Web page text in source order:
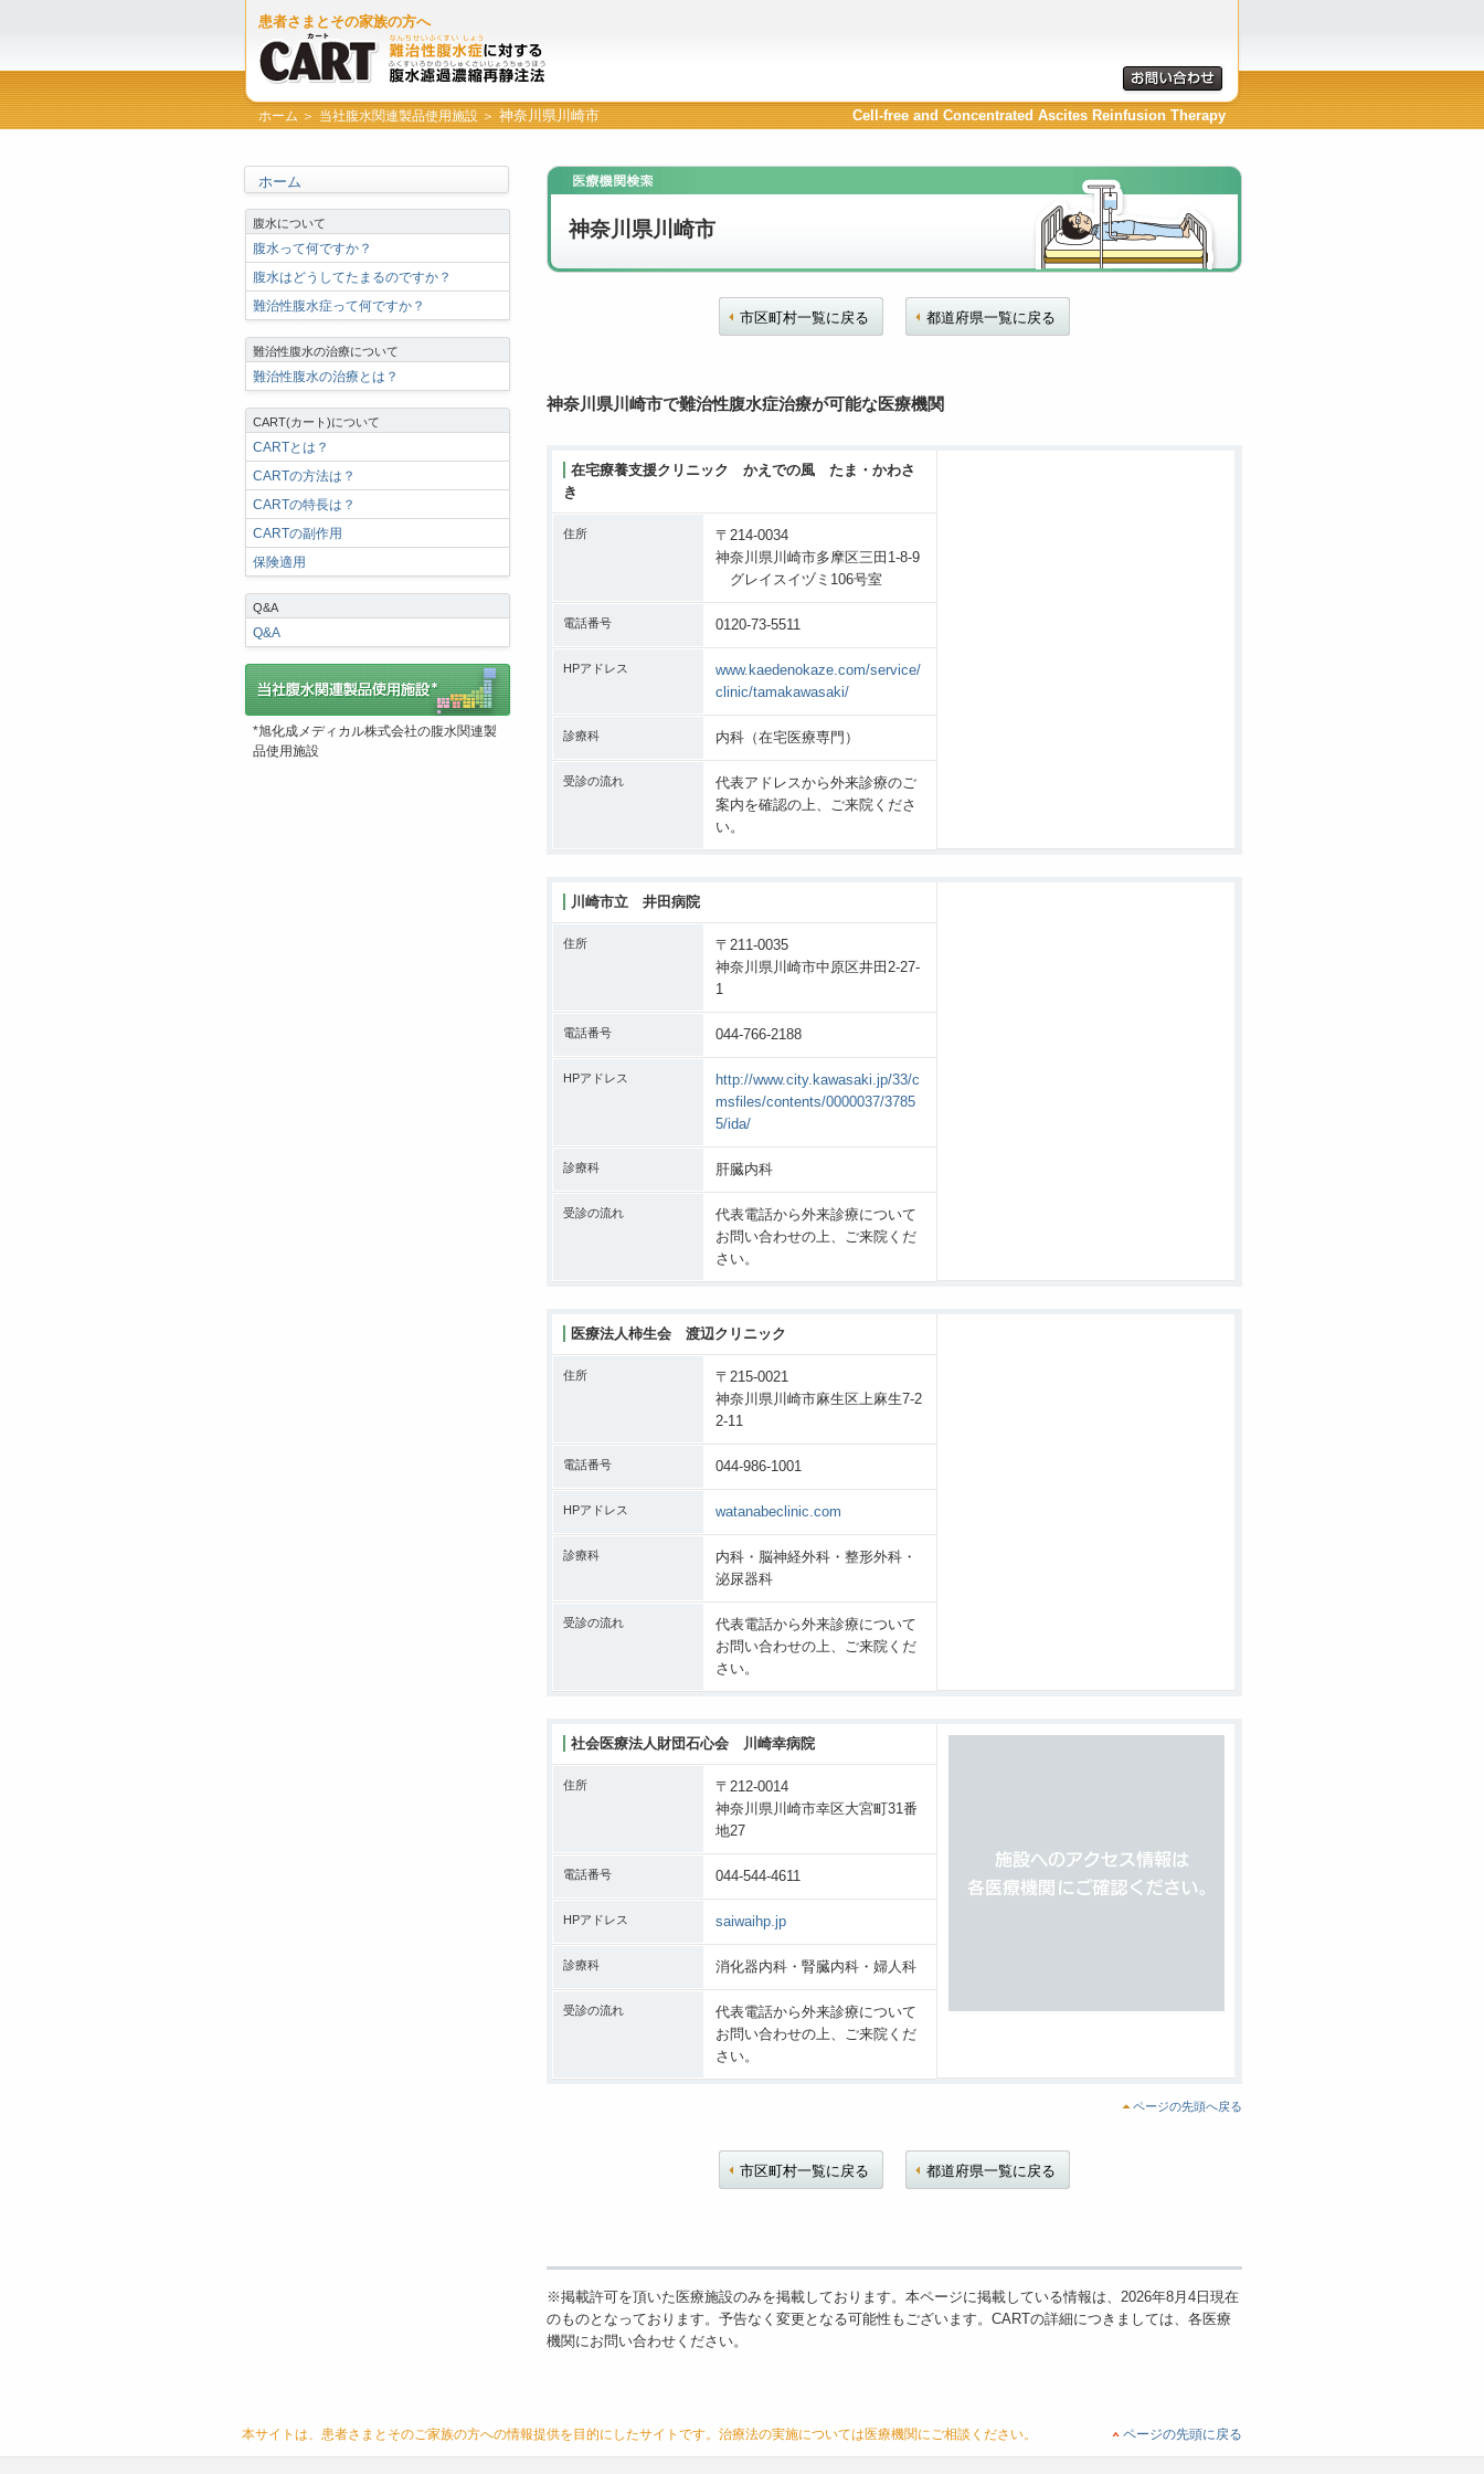
患者さまとその家族の方へ
ホーム ＞ 当社腹水関連製品使用施設 ＞ 神奈川県川崎市 Cell-free and Concentrated Ascites Reinfusion Therapy
神奈川県川崎市
市区町村一覧に戻る 都道府県一覧に戻る
神奈川県川崎市で難治性腹水症治療が可能な医療機関
在宅療養支援クリニック かえでの風 たま・かわさ
き
住所
〒214-0034
神奈川県川崎市多摩区三田1-8-9
グレイスイヅミ106号室
電話番号 0120-73-5511
HPアドレス
www.kaedenokaze.com/service/
clinic/tamakawasaki/
診療科 内科（在宅医療専門）
受診の流れ
代表アドレスから外来診療のご
案内を確認の上、ご来院くださ
い。
川崎市立 井田病院
住所
〒211-0035
神奈川県川崎市中原区井田2-27-
1
電話番号 044-766-2188
HPアドレス
http://www.city.kawasaki.jp/33/c
msfiles/contents/0000037/3785
5/ida/
診療科 肝臓内科
受診の流れ
代表電話から外来診療について
お問い合わせの上、ご来院くだ
さい。
医療法人柿生会 渡辺クリニック
住所
〒215-0021
神奈川県川崎市麻生区上麻生7-2
2-11
電話番号 044-986-1001
HPアドレス watanabeclinic.com
診療科
内科・脳神経外科・整形外科・
泌尿器科
受診の流れ
代表電話から外来診療について
お問い合わせの上、ご来院くだ
さい。
社会医療法人財団石心会 川崎幸病院
住所
〒212-0014
神奈川県川崎市幸区大宮町31番
地27
電話番号 044-544-4611
HPアドレス saiwaihp.jp
診療科 消化器内科・腎臓内科・婦人科
受診の流れ
代表電話から外来診療について
お問い合わせの上、ご来院くだ
さい。
ページの先頭へ戻る
市区町村一覧に戻る 都道府県一覧に戻る
※掲載許可を頂いた医療施設のみを掲載しております。本ページに掲載している情報は、2026年8月4日現在
のものとなっております。予告なく変更となる可能性もございます。CARTの詳細につきましては、各医療
機関にお問い合わせください。
ホーム
腹水について
腹水って何ですか？
腹水はどうしてたまるのですか？
難治性腹水症って何ですか？
難治性腹水の治療について
難治性腹水の治療とは？
CART(カート)について
CARTとは？
CARTの方法は？
CARTの特長は？
CARTの副作用
保険適用
Q&A
Q&A
*旭化成メディカル株式会社の腹水関連製
品使用施設
本サイトは、患者さまとそのご家族の方への情報提供を目的にしたサイトです。治療法の実施については医療機関にご相談ください。 ページの先頭に戻る